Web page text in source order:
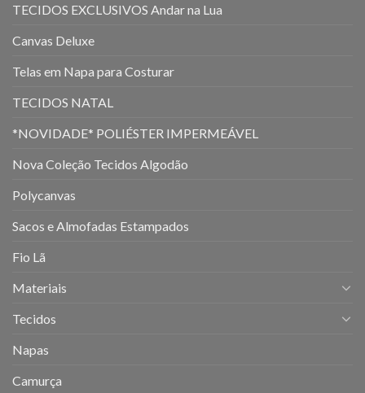
TECIDOS EXCLUSIVOS Andar na Lua
Canvas Deluxe
Telas em Napa para Costurar
TECIDOS NATAL
*NOVIDADE* POLIÉSTER IMPERMEÁVEL
Nova Coleção Tecidos Algodão
Polycanvas
Sacos e Almofadas Estampados
Fio Lã
Materiais
Tecidos
Napas
Camurça